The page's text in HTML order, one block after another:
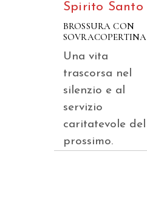
Spirito Santo
BROSSURA CON
SOVRACOPERTINA
Una vita
trascorsa nel
silenzio e al
servizio
caritatevole del
prossimo.